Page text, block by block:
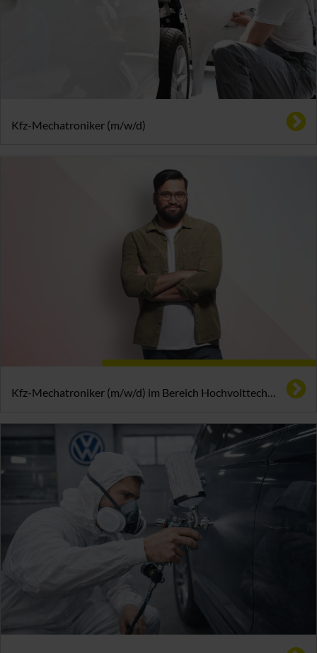
Kfz-Mechatroniker (m/w/d)
Kfz-Mechatroniker (m/w/d) im Bereich Hochvolttechnik